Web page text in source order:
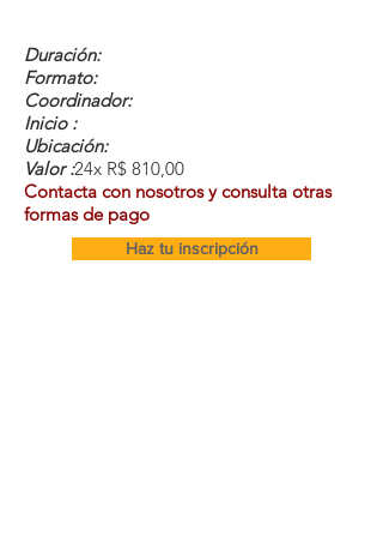
Duración:
Formato:
Coordinador:
Inicio :
Ubicación:
Valor :24x R$ 810,00
Contacta con nosotros y consulta otras
formas de pago
Haz tu inscripción